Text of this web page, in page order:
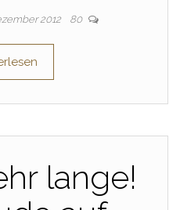
2012 80
lange!